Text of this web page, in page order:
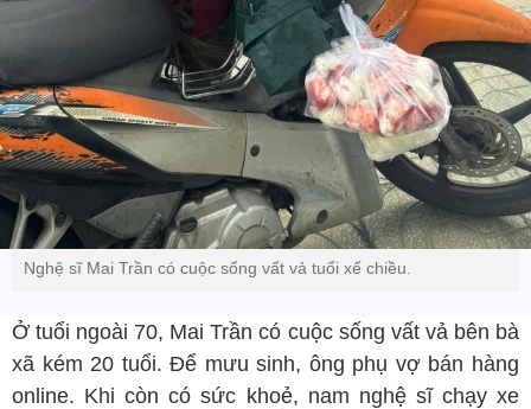
Nghệ sĩ Mai Trần có cuộc sống vất vả tuổi xế chiều.
Ở tuổi ngoài 70, Mai Trần có cuộc sống vất vả bên bà
xã kém 20 tuổi. Để mưu sinh, ông phụ vợ bán hàng
online. Khi còn có sức khoẻ, nam nghệ sĩ chạy xe